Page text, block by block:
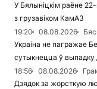
У Бялыніцкім раёне
з грузавіком КамАЗ
19:20
08.08.2026
Украіна не пагражае
сутыкнецца ў
18:56
08.08.2026
Дзядок за жорсткую